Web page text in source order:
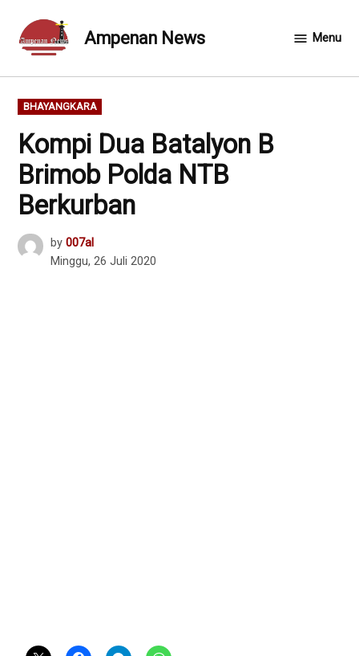
content
Ampenan News Menu
POSTED
IN
BHAYANGKARA
Kompi Dua Batalyon B
Brimob Polda NTB
Berkurban
by 007al
Minggu, 26 Juli 2020